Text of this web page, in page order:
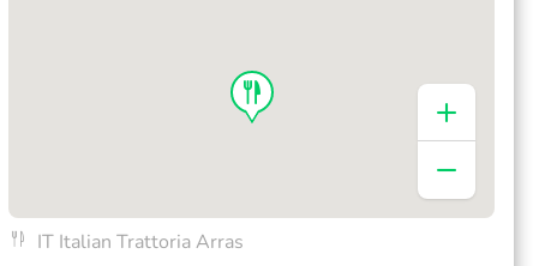
IT Italian Trattoria Arras